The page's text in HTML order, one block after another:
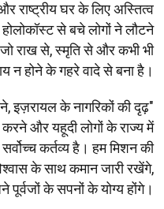
राष्ट्रीय घर के लिए अस्तित्व
से बचे लोगों ने लौटने
राख से, स्मृति से और कभी भी
न होने के गहरे वादे से बना है।"
इज़रायल के नागरिकों की दृढ़
और यहूदी लोगों के राज्य में
कर्तव्य है। हम मिशन की
के साथ कमान जारी रखेंगे,
के सपनों के योग्य होंगे।"